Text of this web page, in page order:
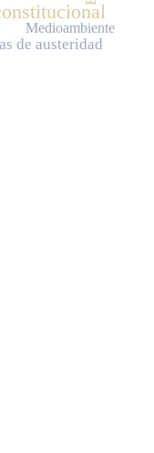
de austeridad
Medioambiente